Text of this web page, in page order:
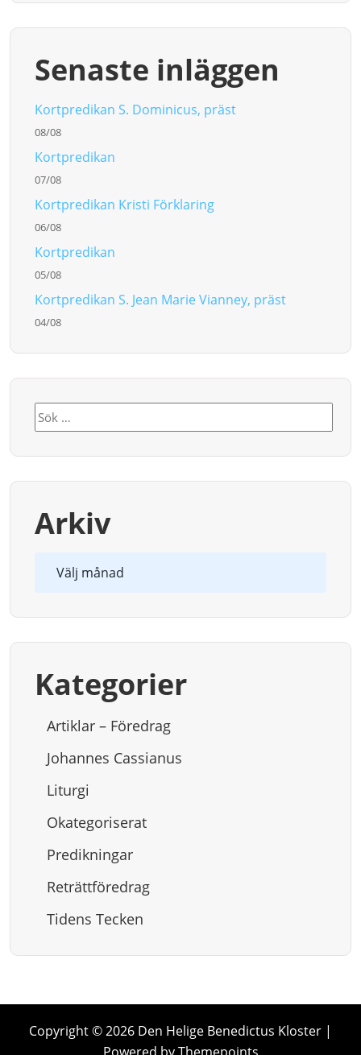
Senaste inläggen
Kortpredikan S. Dominicus, präst
08/08
Kortpredikan
07/08
Kortpredikan Kristi Förklaring
06/08
Kortpredikan
05/08
Kortpredikan S. Jean Marie Vianney, präst
04/08
Sök
efter:
Arkiv
Kategorier
Artiklar – Föredrag
Johannes Cassianus
Liturgi
Okategoriserat
Predikningar
Reträttföredrag
Tidens Tecken
Copyright © 2026 Den Helige Benedictus Kloster |